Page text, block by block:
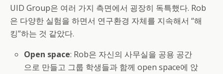
UID Group은 여러 가지 측면에서 굉장히 독특했다. Rob
은 다양한 실험을 하면서 연구환경 자체를 지속해서 “해
킹”하는 것 같았다.
Open space: Rob은 자신의 사무실을 공용 공간
으로 만들고 그룹 학생들과 함께 open space에 앉